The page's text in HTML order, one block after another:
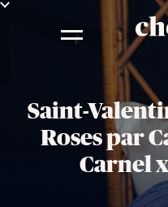
Saint-
Roses par
Carnel